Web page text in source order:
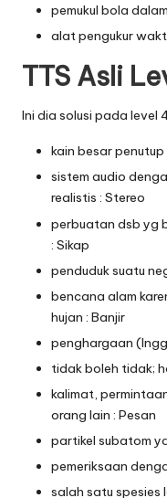
pemukul bola
alat pengukur
TTS Asli
Ini dia solusi pada level
kain besar
sistem audio
realistis : Stereo
perbuatan dsb yg
: Sikap
penduduk suatu
bencana alam
hujan : Banjir
penghargaan
tidak boleh tidak;
kalimat,
orang lain : Pesan
partikel subatom
pemeriksaan
salah satu